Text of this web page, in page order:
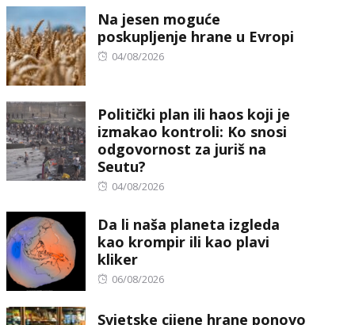
Na jesen moguće
poskupljenje hrane u Evropi
Posted
04/08/2026
Politički plan ili haos koji je
izmakao kontroli: Ko snosi
odgovornost za juriš na
Seutu?
Posted
04/08/2026
Da li naša planeta izgleda
kao krompir ili kao plavi
kliker
Posted
06/08/2026
Svjetske cijene hrane ponovo